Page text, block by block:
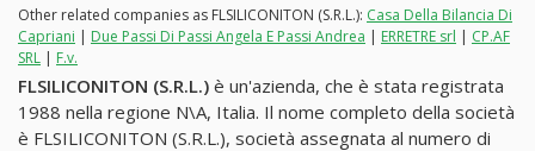
Other related companies as FLSILICONITON (S.R.L.): Casa Della Bilancia Di
Capriani | Due Passi Di Passi Angela E Passi Andrea | ERRETRE srl | CP.AF
SRL | F.v.
FLSILICONITON (S.R.L.) è un'azienda, che è stata registrata
1988 nella regione N\A, Italia. Il nome completo della società
è FLSILICONITON (S.R.L.), società assegnata al numero di